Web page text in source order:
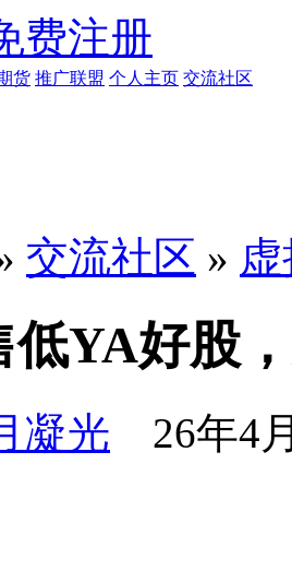
费注册
货 推广联盟 个人主页 交流社区
交流社区 »
低YA好股
凝光 26年4